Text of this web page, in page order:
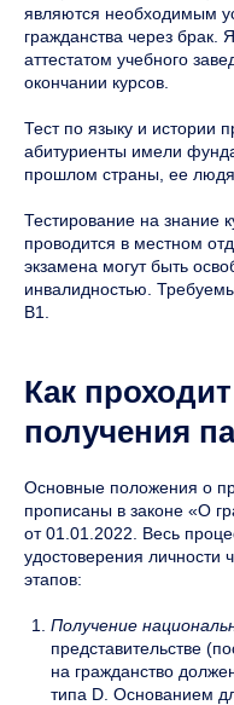
являются необходимым
гражданства через брак.
аттестатом учебного
окончании курсов.
Тест по языку и истории
абитуриенты имели
прошлом страны, ее
Тестирование на знание
проводится в местном
экзамена могут быть
инвалидностью.
В1.
Как
получения
Основные положения о
прописаны в законе «О
от 01.01.2022. Весь
удостоверения личности
этапов:
Получение
представительстве
на гражданство
типа D. Основанием